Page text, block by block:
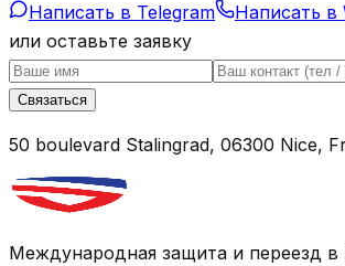
Написать в Telegram
Написать в
или оставьте заявку
Связаться
50 boulevard Stalingrad, 06300 Nice,
Международная защита и переезд в